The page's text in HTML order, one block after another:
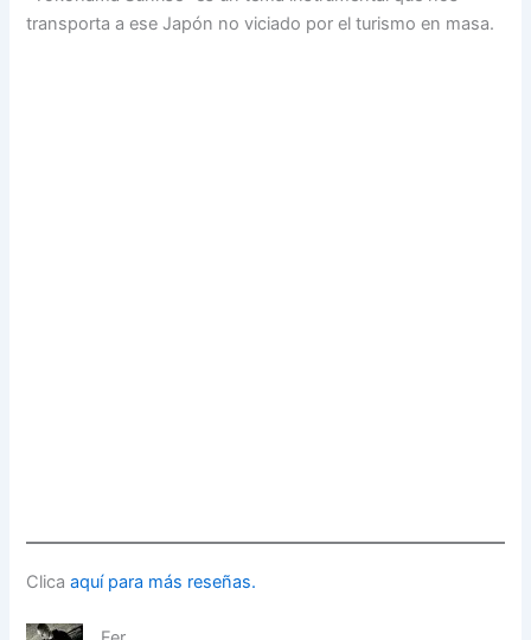
transporta a ese Japón no viciado por el turismo en masa.
Clicaaquí para más reseñas.